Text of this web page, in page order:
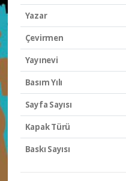
Yazar
Çevirmen
Yayınevi
Basım Yılı
Sayfa Sayısı
Kapak Türü
Baskı Sayısı